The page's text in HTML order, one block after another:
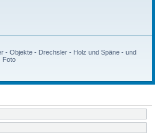
- Objekte - Drechsler - Holz und Späne - und
Foto